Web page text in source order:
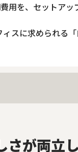
用を、セットア
スに求められる
さが両立